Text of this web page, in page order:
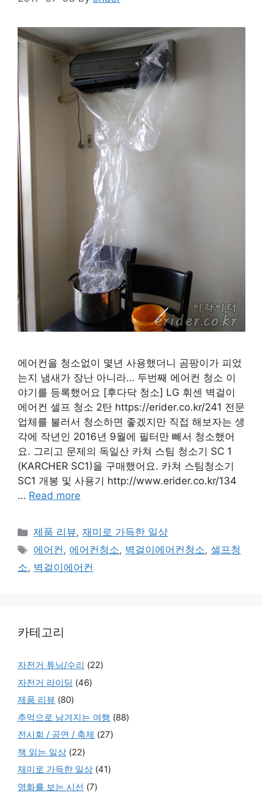
에어컨을 청소없이 몇년 사용했더니 곰팡이가 피었
는지 냄새가 장난 아니라… 두번째 에어컨 청소 이
야기를 등록했어요 [후다닥 청소] LG 휘센 벽걸이
에어컨 셀프 청소 2탄 https://erider.co.kr/241 전문
업체를 불러서 청소하면 좋겠지만 직접 해보자는 생
각에 작년인 2016년 9월에 필터만 빼서 청소했어
요. 그리고 문제의 독일산 카쳐 스팀 청소기 SC 1
(KARCHER SC1)을 구매했어요. 카쳐 스팀청소기
SC1 개봉 및 사용기 http://www.erider.co.kr/134
… Read more
Categories
제품 리뷰,재미로 가득한 일상
Tags
에어컨, 에어컨청소, 벽걸이에어컨청소,셀프청
소, 벽걸이에어컨
카테고리
자전거 튜닝/수리 (22)
자전거 라이딩 (46)
제품 리뷰 (80)
추억으로 남겨지는 여행 (88)
전시회 / 공연 / 축제 (27)
책 읽는 일상 (22)
재미로 가득한 일상 (41)
영화를 보는 시선 (7)